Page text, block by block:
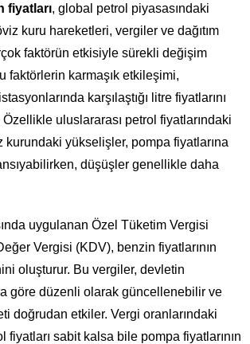
fiyatları, global petrol piyasasındaki
kuru hareketleri, vergiler ve dağıtım
faktörün etkisiyle sürekli değişim
faktörlerin karmaşık etkileşimi,
karşılaştığı litre fiyatlarını
uluslararası petrol fiyatlarındaki
kurundaki yükselişler, pompa fiyatlarına
düşüşler genellikle daha
uygulanan Özel Tüketim Vergisi
Vergisi (KDV), benzin fiyatlarının
oluşturur. Bu vergiler, devletin
göre düzenli olarak güncellenebilir ve
doğrudan etkiler. Vergi oranlarındaki
fiyatları sabit kalsa bile pompa fiyatlarının